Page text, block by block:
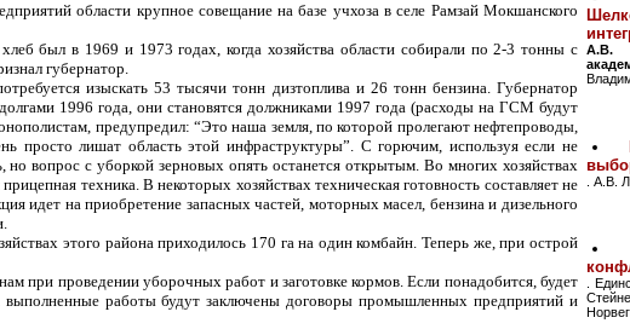
области крупное совещание на базе учхоза в селе Рамзай Мокшанского
был в 1969 и 1973 годах, когда хозяйства области собирали по 2-3 тонны с
губернатор.
изыскать 53 тысячи тонн дизтоплива и 26 тонн бензина. Губернатор
1996 года, они становятся должниками 1997 года (расходы на ГСМ будут
предупредил: “Это наша земля, по которой пролегают нефтепроводы,
лишат область этой инфраструктуры”. С горючим, используя если не
вопрос с уборкой зерновых опять останется открытым. Во многих хозяйствах
техника. В некоторых хозяйствах техническая готовность составляет не
идет на приобретение запасных частей, моторных масел, бензина и дизельного
этого района приходилось 170 га на один комбайн. Теперь же, при острой
при проведении уборочных работ и заготовке кормов. Если понадобится, будет
выполненные работы будут заключены договоры промышленных предприятий и